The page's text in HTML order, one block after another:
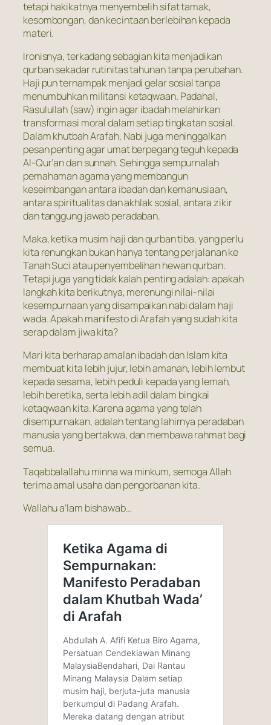
tetapi hakikatnya menyembelih sifat tamak,
kesombongan, dan kecintaan berlebihan kepada
materi.
Ironisnya, terkadang sebagian kita menjadikan
qurban sekadar rutinitas tahunan tanpa perubahan.
Haji pun ternampak menjadi gelar sosial tanpa
menumbuhkan militansi ketaqwaan. Padahal,
Rasulullah (saw) ingin agar ibadah melahirkan
transformasi moral dalam setiap tingkatan sosial.
Dalam khutbah Arafah, Nabi juga meninggalkan
pesan penting agar umat berpegang teguh kepada
Al-Qur’an dan sunnah. Sehingga sempurnalah
pemahaman agama yang membangun
keseimbangan antara ibadah dan kemanusiaan,
antara spiritualitas dan akhlak sosial, antara zikir
dan tanggung jawab peradaban.
Maka, ketika musim haji dan qurban tiba, yang perlu
kita renungkan bukan hanya tentang perjalanan ke
Tanah Suci atau penyembelihan hewan qurban.
Tetapi juga yang tidak kalah penting adalah: apakah
langkah kita berikutnya, merenungi nilai-nilai
kesempurnaan yang disampaikan nabi dalam haji
wada. Apakah manifesto di Arafah yang sudah kita
serap dalam jiwa kita?
Mari kita berharap amalan ibadah dan Islam kita
membuat kita lebih jujur, lebih amanah, lebih lembut
kepada sesama, lebih peduli kepada yang lemah,
lebih beretika, serta lebih adil dalam bingkai
ketaqwaan kita. Karena agama yang telah
disempurnakan, adalah tentang lahirnya peradaban
manusia yang bertakwa, dan membawa rahmat bagi
semua.
Taqabbalallahu minna wa minkum, semoga Allah
terima amal usaha dan pengorbanan kita.
Wallahu a’lam bishawab…